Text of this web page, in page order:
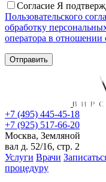
Согласие Я
Пользовательского
обработку
оператора в
+7 (495) 445-45-18
+7 (925) 517-66-20
Москва, Земляной
вал д. 52/16, стр. 2
Услуги Врачи
процедуру